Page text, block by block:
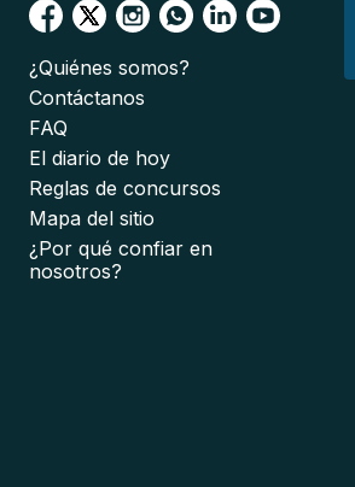
¿Quiénes somos?
Contáctanos
FAQ
El diario de hoy
Reglas de concursos
Mapa del sitio
¿Por qué confiar en
nosotros?